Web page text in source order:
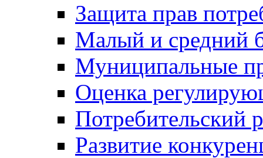
Защита прав
Малый и средний
Муниципальные
Оценка
Потребительский
Развитие